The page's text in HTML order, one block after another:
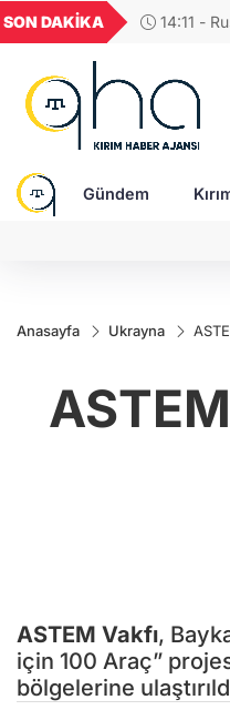
SON DAKİKA
14:07 -
UYU
1,1824
Gündem
Anasayfa Ukrayna
ASTEM Vakfı,
için 100 Araç”
bölgelerine